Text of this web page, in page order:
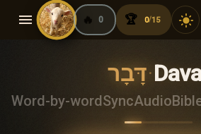
menu 🔥 0 🏆 0/15 light_mode
דָּבָר·
Word-by-wordSyncAudio